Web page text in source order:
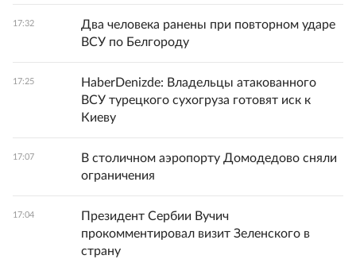
17:32
Два человека ранены при повторном ударе
ВСУ по Белгороду
17:25
HaberDenizde: Владельцы атакованного
ВСУ турецкого сухогруза готовят иск к
Киеву
17:07
В столичном аэропорту Домодедово сняли
ограничения
17:04
Президент Сербии Вучич
прокомментировал визит Зеленского в
страну